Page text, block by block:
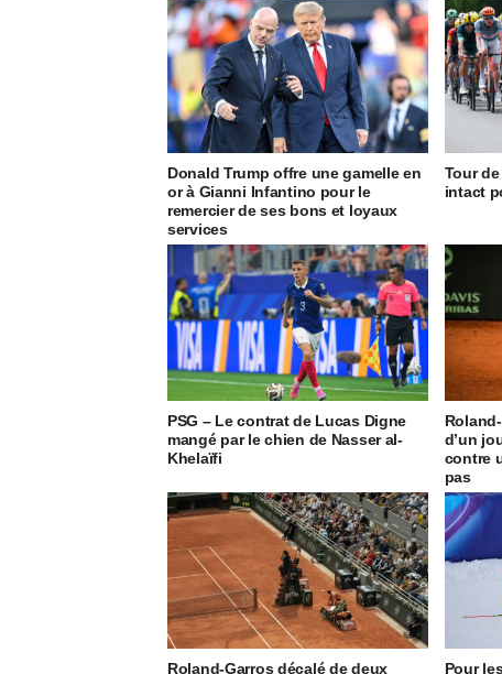
Donald Trump offre une gamelle en
or à Gianni Infantino pour le
remercier de ses bons et loyaux
services
Tour
intact
PSG – Le contrat de Lucas Digne
mangé par le chien de Nasser al-
Khelaïfi
d’un
contre
pas
Roland-Garros décalé de deux Pour